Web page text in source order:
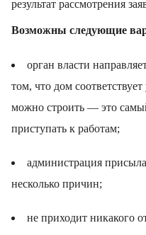
результат рассмотрения
Возможны следующие
орган власти
том, что дом
можно строить — это
приступать к работам;
администрация
несколько причин;
не приходит никакого